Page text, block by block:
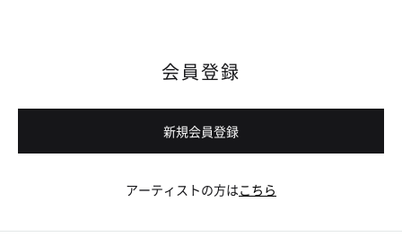
会員登録
新規会員登録
アーティストの方はこちら